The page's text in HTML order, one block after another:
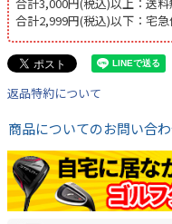
合計2,999円(税込)以下：宅
返品特約について
商品についてのお問い合